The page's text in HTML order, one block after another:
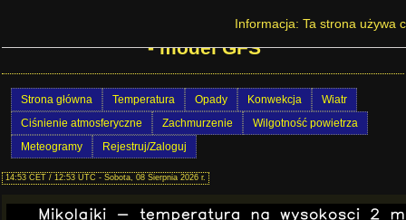
Prognoza pogody w Polsce - Międzyzdroje
- model GFS
Strona główna Temperatura Opady Konwekcja
Wiatr
Ciśnienie atmosferyczne
Zachmurzenie
Wilgotność powietrza
Meteogramy
Rejestruj/Zaloguj
14:53 CET / 12:53 UTC - Sobota, 08 Sierpnia 2026 r.
Informacja: Ta strona używa